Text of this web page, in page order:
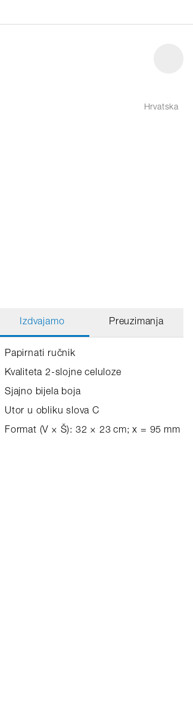
Hrvatska
Izdvajamo Preuzimanja
Papirnati ručnik
Kvaliteta 2-slojne celuloze
Sjajno bijela boja
Utor u obliku slova C
Format (V × Š): 32 × 23 cm; x = 95 mm